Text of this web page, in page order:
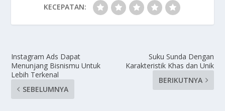
KECEPATAN:
Instagram Ads Dapat
Menunjang Bisnismu Untuk
Lebih Terkenal
SEBELUMNYA
Suku Sunda Dengan
Karakteristik Khas dan Unik
BERIKUTNYA